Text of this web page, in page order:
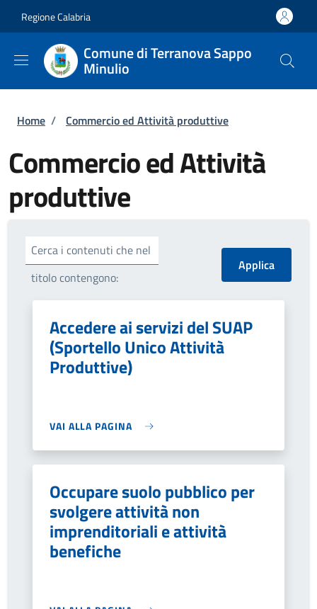
Regione Calabria
Comune di Terranova Sappo
Minulio
Briciole di pane
Home / Commercio ed Attività produttive
Commercio ed Attività
produttive
Cerca i contenuti che nel
titolo contengono:
Accedere ai servizi del SUAP
(Sportello Unico Attività
Produttive)
VAI ALLA PAGINA
Occupare suolo pubblico per
svolgere attività non
imprenditoriali e attività
benefiche